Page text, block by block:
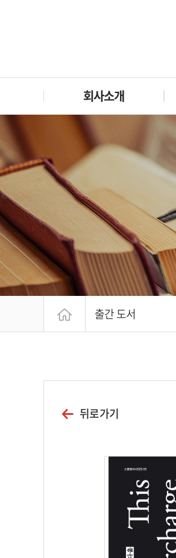
회사소개
출간 도서
뒤로가기